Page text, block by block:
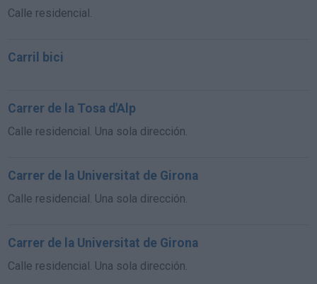
Calle residencial.
Carril bici
Carrer de la Tosa d'Alp
Calle residencial. Una sola dirección.
Carrer de la Universitat de Girona
Calle residencial. Una sola dirección.
Carrer de la Universitat de Girona
Calle residencial. Una sola dirección.